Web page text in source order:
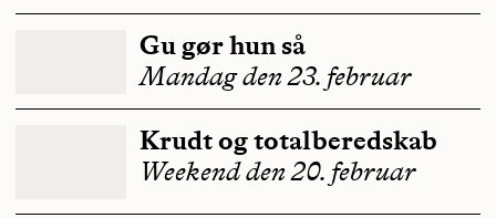
Gu gør hun så
Mandag den 23. februar
Krudt og totalberedskab
Weekend den 20. februar